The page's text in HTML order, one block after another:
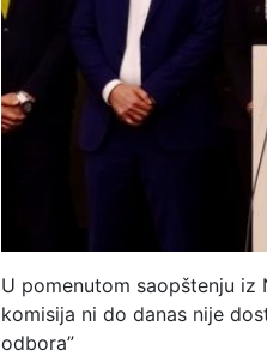
U pomenutom saopštenju iz
komisija ni do danas nije
odbora”